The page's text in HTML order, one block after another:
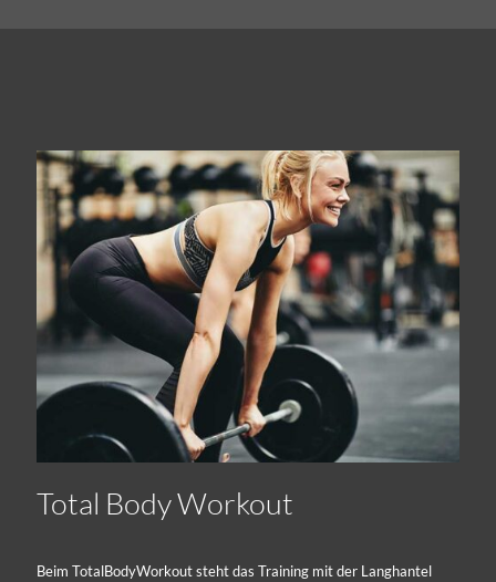
Total Body Workout
Beim TotalBodyWorkout steht das Training mit der Langhantel